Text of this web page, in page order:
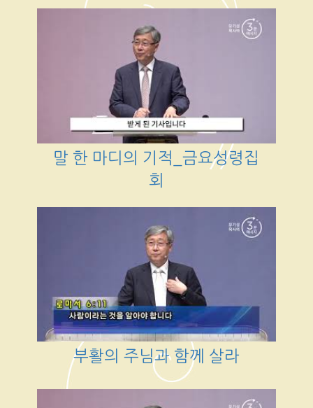
말 한 마디의 기적_금요성령집
회
부활의 주님과 함께 살라